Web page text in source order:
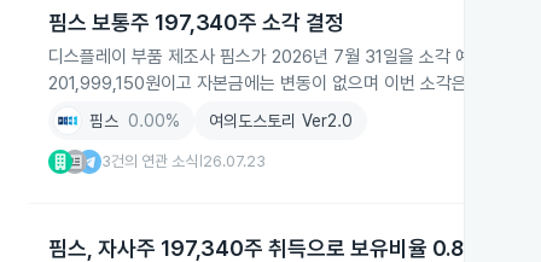
핌스 보통주 197,340주 소각 결정
디스플레이 부품 제조사 핌스가 2026년 7월 31일을 소각 예정일로
201,999,150원이고 자본금에는 변동이 없으며 이번 소각은 전체의
핌스 0.00% 여의도스토리 Ver2.0
3건의 연관 소식 26.07.23
핌스, 자사주 197,340주 취득으로 보유비율 0.86%